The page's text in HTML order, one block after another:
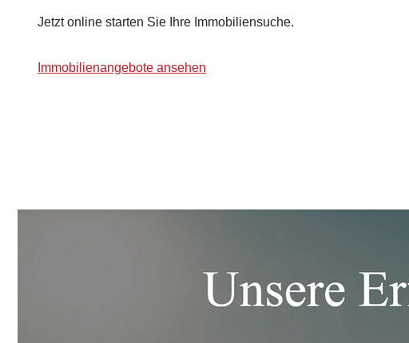
Jetzt online starten Sie Ihre Immobiliensuche.
Immobilienangebote ansehen